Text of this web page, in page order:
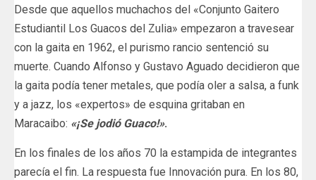
Desde que aquellos muchachos del «Conjunto Gaitero
Estudiantil Los Guacos del Zulia» empezaron a travesear
con la gaita en 1962, el purismo rancio sentenció su
muerte. Cuando Alfonso y Gustavo Aguado decidieron que
la gaita podía tener metales, que podía oler a salsa, a funk
y a jazz, los «expertos» de esquina gritaban en
Maracaibo: «¡Se jodió Guaco!».
En los finales de los años 70 la estampida de integrantes
parecía el fin. La respuesta fue Innovación pura. En los 80,